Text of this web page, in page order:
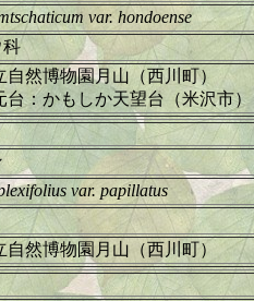
var. hondoense
科
自然博物園月山（西川町）
台：かもしか天望台（米沢市）
var. papillatus
自然博物園月山（西川町）